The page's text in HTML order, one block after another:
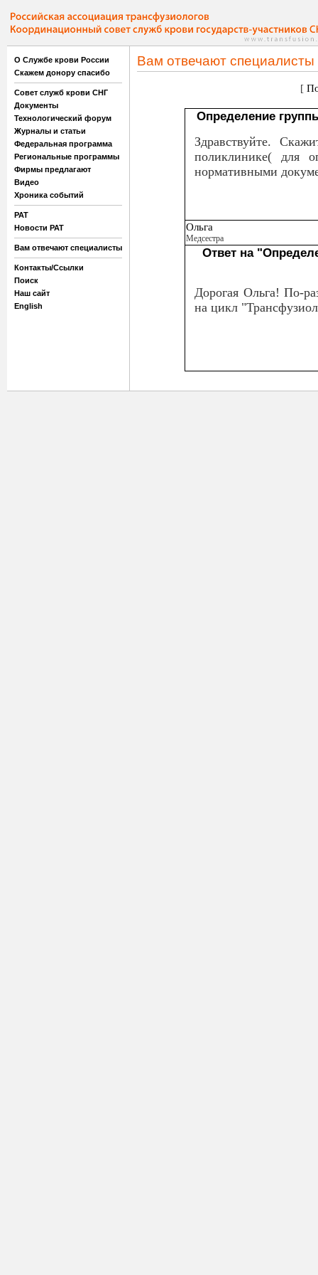
О Службе крови России
Скажем донору спасибо
Совет служб крови СНГ
Документы
Технологический форум
Журналы и статьи
Федеральная программа
Региональные программы
Фирмы предлагают
Видео
Хроника событий
РАТ
Новости РАТ
Вам отвечают специалисты
Контакты/Ссылки
Поиск
Наш сайт
English
Вам отвечают специалисты
[
Определение
Здравствуйте.
поликлинике( для
нормативными
Ольга
Медсестра
Ответ на
Дорогая Ольга! По-
на цикл